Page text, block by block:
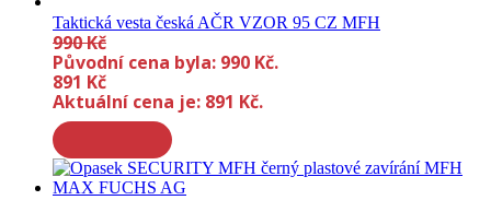
Taktická vesta česká AČR VZOR 95 CZ MFH
990Kč
Původní cena byla: 990 Kč.
891 Kč
Aktuální cena je: 891 Kč.